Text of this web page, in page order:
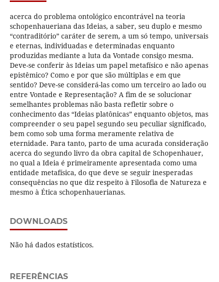
acerca do problema ontológico encontrável na teoria
schopenhaueriana das Ideias, a saber, seu duplo e mesmo
“contraditório” caráter de serem, a um só tempo, universais
e eternas, individuadas e determinadas enquanto
produzidas mediante a luta da Vontade consigo mesma.
Deve-se conferir às Ideias um papel metafísico e não apenas
epistêmico? Como e por que são múltiplas e em que
sentido? Deve-se considerá-las como um terceiro ao lado ou
entre Vontade e Representação? A fim de se solucionar
semelhantes problemas não basta refletir sobre o
conhecimento das “Ideias platônicas” enquanto objetos, mas
compreender o seu papel segundo seu peculiar significado,
bem como sob uma forma meramente relativa de
eternidade. Para tanto, parto de uma acurada consideração
acerca do segundo livro da obra capital de Schopenhauer,
no qual a Ideia é primeiramente apresentada como uma
entidade metafísica, do que deve se seguir inesperadas
consequências no que diz respeito à Filosofia de Natureza e
mesmo à Ética schopenhauerianas.
DOWNLOADS
Não há dados estatísticos.
REFERÊNCIAS